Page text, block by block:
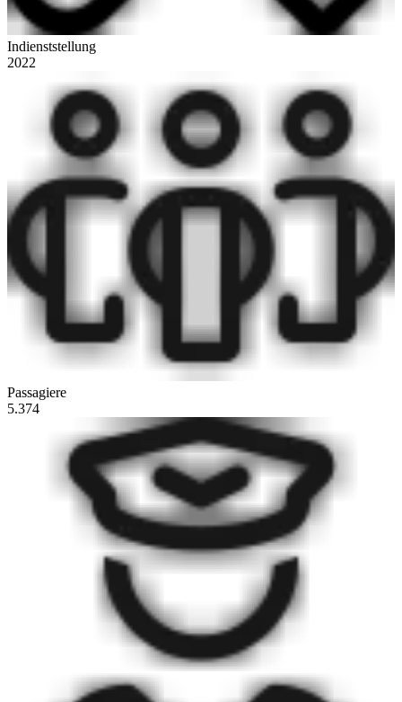
Indienststellung
2022
Passagiere
5.374